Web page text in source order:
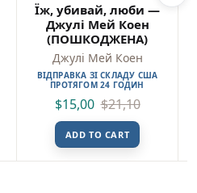
Їж, убивай, люби —
Джулі Мей Коен
(ПОШКОДЖЕНА)
Джулі Мей Коен
ВІДПРАВКА ЗІ СКЛАДУ США
ПРОТЯГОМ 24 ГОДИН
$15,00 $21,10
ADD TO CART